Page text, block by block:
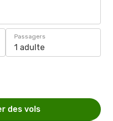
Passagers
1 adulte
des vols